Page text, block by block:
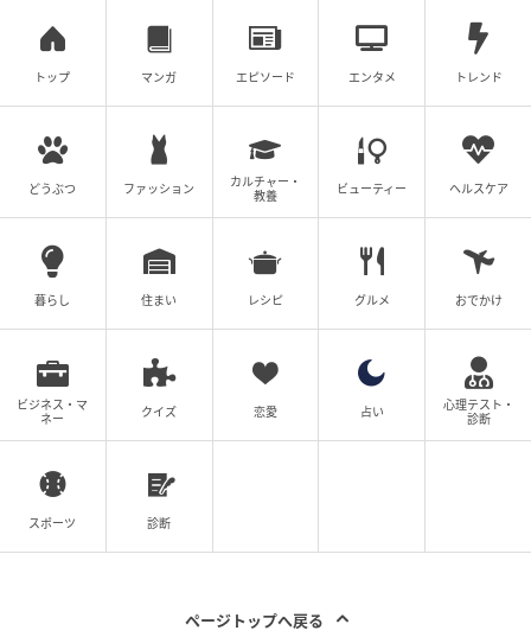
「タレスカAIロープレ」で接客を練習！
今回、「タレスカAI面接」と「タレスカAIロープレ」
のデモ体験を通して、“AI＝機械的”というイメージを完
トップ マンガ エピソード エンタメ トレンド
どうぶつ ファッション
カルチャー・
教養
ビューティー ヘルスケア
暮らし 住まい レシピ グルメ おでかけ
ビジネス・マ
ネー
クイズ 恋愛 占い
心理テスト・
診断
スポーツ 診断
ページトップへ戻る